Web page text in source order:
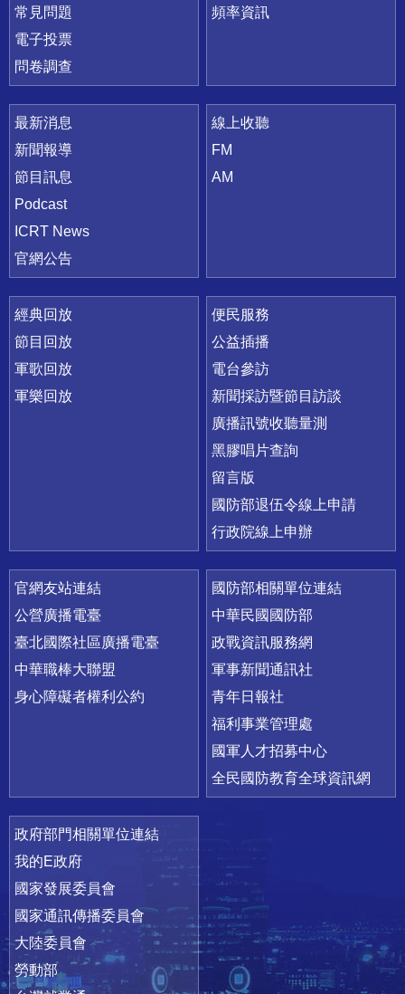
常見問題
電子投票
問卷調查
頻率資訊
最新消息
新聞報導
節目訊息
Podcast
ICRT News
官網公告
線上收聽
FM
AM
經典回放
節目回放
軍歌回放
軍樂回放
便民服務
公益插播
電台參訪
新聞採訪暨節目訪談
廣播訊號收聽量測
黑膠唱片查詢
留言版
國防部退伍令線上申請
行政院線上申辦
官網友站連結
公營廣播電臺
臺北國際社區廣播電臺
中華職棒大聯盟
身心障礙者權利公約
國防部相關單位連結
中華民國國防部
政戰資訊服務網
軍事新聞通訊社
青年日報社
福利事業管理處
國軍人才招募中心
全民國防教育全球資訊網
政府部門相關單位連結
我的E政府
國家發展委員會
國家通訊傳播委員會
大陸委員會
勞動部